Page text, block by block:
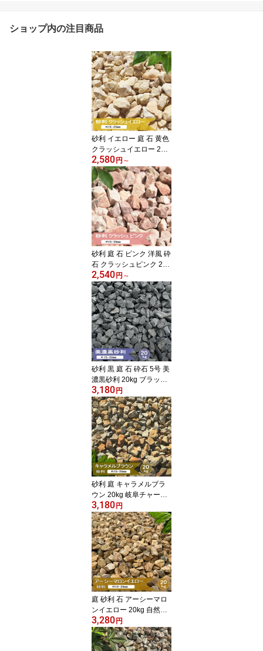
ショップ内の注目商品
砂利 イエロー 庭 石 黄色
クラッシュイエロー 20k
g or 10kg 庭砂利 おしゃ
れ ガーデニング 砕石 大
理石 カラー砂利 洋風 化
粧砂利 庭石 ロックガー
デン 敷石 ガーデン スト
ーン グラベル 約15-25m
m
2,580円 ～
砂利 庭 石 ピンク 洋風 砕
石 クラッシュピンク 20k
g or 10kg 庭砂利 ガーデ
ニングおしゃれ 化粧砂利
庭石 大理石 敷石 桜 イン
グリッシュガーデン グラ
ベル ガーデン ストーン
カラー砂利 約15-25mm
2,540円 ～
砂利 黒 庭 石 砕石 5号 美
濃黒砂利 20kg ブラック
庭石 モダン おしゃれ ジ
ャリ 天然石 黒砂利 敷石
ガーデニング 和風 洋風
外構 駐車場 ロックガー
デン 砂利石 約15-30mm
3,180円
砂利 庭 キャラメルブラ
ウン 20kg 岐阜チャート
石 化粧砂利 おしゃれ 洋
風砂利 砕石 天然石 チャ
ート 石 自然石 ガーデニ
ング 外構 アプローチ 庭
石 花壇 庭砂利 約15-25m
m
3,180円
庭 砂利 石 アーシーマロ
ンイエロー 20kg 自然石
チャート 砂利石 栗色 黄
色 茶色 イエロー ブラウ
ン カラー砂利 砕石 ドラ
3,280円